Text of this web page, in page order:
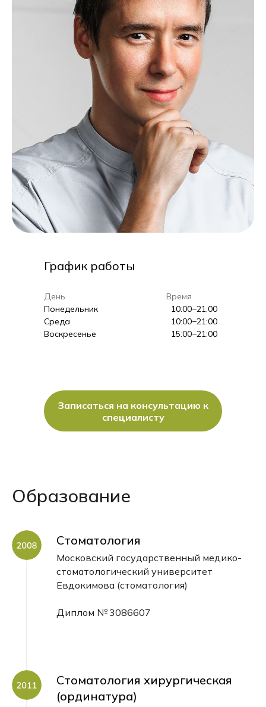
Время
10:00−21:00
10:00−21:00
15:00−21:00
День
Понедельник
Среда
Воскресенье
График работы
Записаться на консультацию к
специалисту
Образование
Стоматология
Московский государственный медико-
стоматологический университет
Евдокимова (стоматология)
Диплом № 3086607
Стоматология хирургическая
(ординатура)